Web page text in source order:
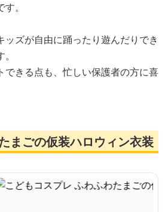
。
ッズが自由に踊ったり遊んだりでき
できる点も、忙しい保護者の方に喜
まごの仮装ハロウィン衣装